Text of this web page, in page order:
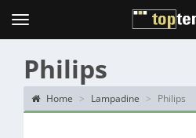
Topten
Menu
Philips
Home Lampadine Philips